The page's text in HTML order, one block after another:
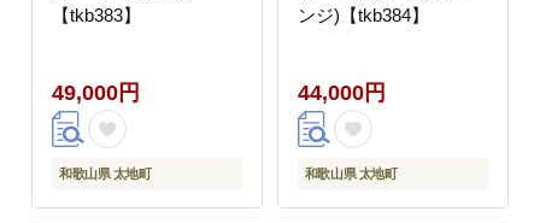
【tkb383】
49,000円
和歌山県 太地町
ンジ)【tkb384】
44,000円
和歌山県 太地町